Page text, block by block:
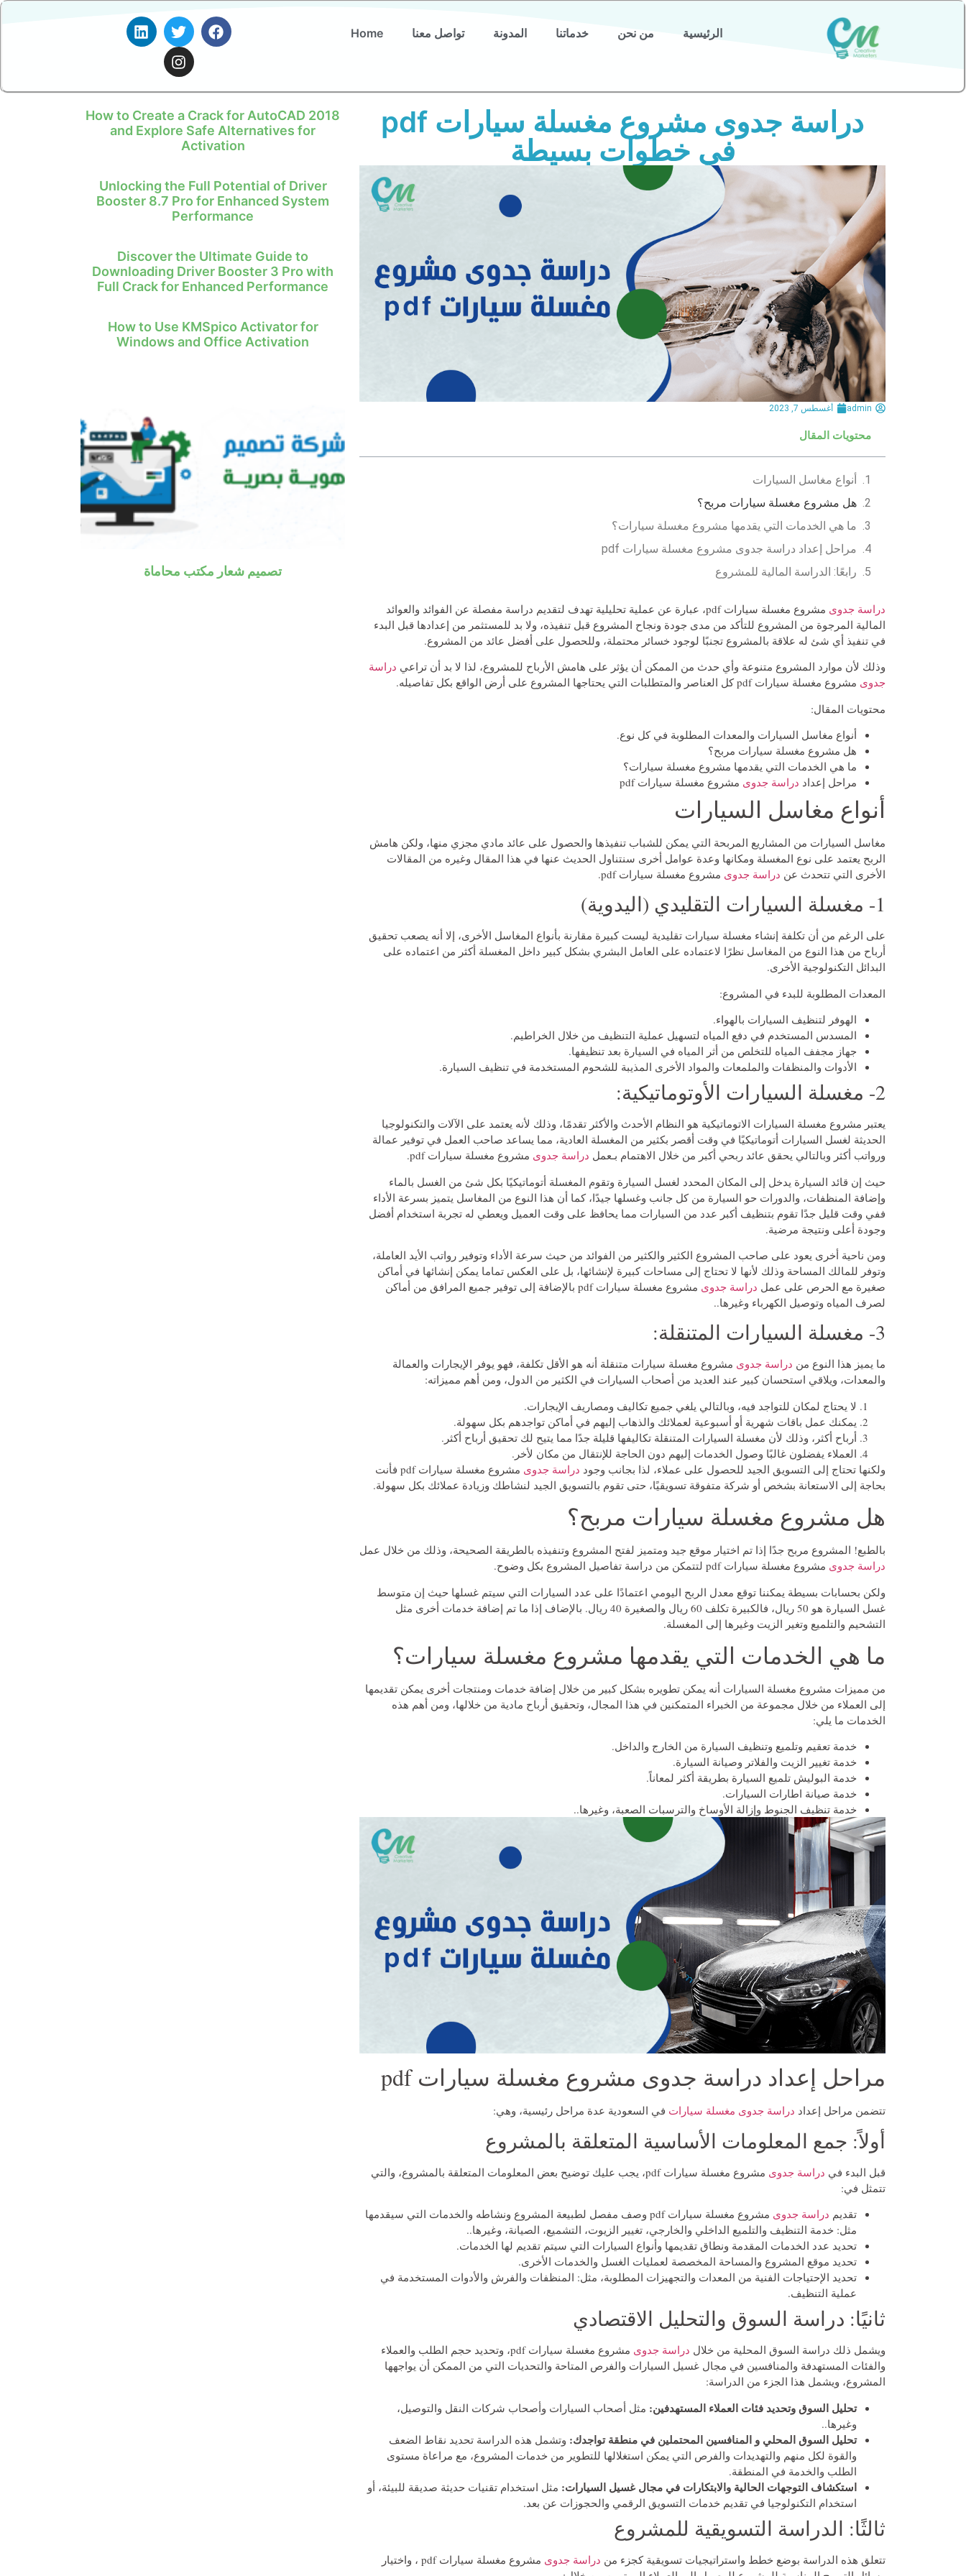
الرئيسية من نحن خدماتنا المدونة تواصل معنا Home
دراسة جدوى مشروع مغسلة سيارات pdf
في خطوات بسيطة
admin أغسطس 7, 2023
محتويات المقال
أنواع مغاسل السيارات
هل مشروع مغسلة سيارات مربح؟
ما هي الخدمات التي يقدمها مشروع مغسلة سيارات؟
مراحل إعداد دراسة جدوى مشروع مغسلة سيارات pdf
رابعًا: الدراسة المالية للمشروع
دراسة جدوى
مشروع مغسلة سيارات pdf، عبارة عن عملية تحليلية تهدف لتقديم دراسة مفصلة عن الفوائد والعوائد
المالية المرجوة من المشروع للتأكد من مدى جودة ونجاح المشروع قبل تنفيذه، ولا بد للمستثمر من إعدادها قبل البدء
في تنفيذ أي شئ له علاقة بالمشروع تجنبًا لوجود خسائر محتملة، وللحصول على أفضل عائد من المشروع.
وذلك لأن موارد المشروع متنوعة وأي حدث من الممكن أن يؤثر على هامش الأرباح للمشروع، لذا لا بد أن تراعي دراسة
جدوى مشروع مغسلة سيارات pdf كل العناصر والمتطلبات التي يحتاجها المشروع على أرض الواقع بكل تفاصيله.
محتويات المقال:
أنواع مغاسل السيارات والمعدات المطلوبة في كل نوع.
هل مشروع مغسلة سيارات مربح؟
ما هي الخدمات التي يقدمها مشروع مغسلة سيارات؟
مراحل إعداد دراسة جدوى مشروع مغسلة سيارات pdf
أنواع مغاسل السيارات
مغاسل السيارات من المشاريع المربحة التي يمكن للشباب تنفيذها والحصول على عائد مادي مجزي منها، ولكن هامش
الربح يعتمد على نوع المغسلة ومكانها وعدة عوامل أخرى سنتناول الحديث عنها في هذا المقال وغيره من المقالات
الأخرى التي تتحدث عن دراسة جدوى مشروع مغسلة سيارات pdf.
1- مغسلة السيارات التقليدي (اليدوية)
على الرغم من أن تكلفة إنشاء مغسلة سيارات تقليدية ليست كبيرة مقارنة بأنواع المغاسل الأخرى، إلا أنه يصعب تحقيق
أرباح من هذا النوع من المغاسل نظرًا لاعتماده على العامل البشري بشكل كبير داخل المغسلة أكثر من اعتماده على
البدائل التكنولوجية الأخرى.
المعدات المطلوبة للبدء في المشروع:
الهوفر لتنظيف السيارات بالهواء.
المسدس المستخدم في دفع المياه لتسهيل عملية التنظيف من خلال الخراطيم.
جهاز مجفف المياه للتخلص من أثر المياه في السيارة بعد تنظيفها.
الأدوات والمنظفات والملمعات والمواد الأخرى المذيبة للشحوم المستخدمة في تنظيف السيارة.
2- مغسلة السيارات الأوتوماتيكية:
يعتبر مشروع مغسلة السيارات الاتوماتيكية هو النظام الأحدث والأكثر تقدمًا، وذلك لأنه يعتمد على الآلات والتكنولوجيا
الحديثة لغسل السيارات أتوماتيكيًا في وقت أقصر بكثير من المغسلة العادية، مما يساعد صاحب العمل في توفير عمالة
ورواتب أكثر وبالتالي يحقق عائد ربحي أكبر من خلال الاهتمام بـعمل دراسة جدوى مشروع مغسلة سيارات pdf.
حيث إن قائد السيارة يدخل إلى المكان المحدد لغسل السيارة وتقوم المغسلة أتوماتيكيًا بكل شئ من الغسل بالماء
وإضافة المنظفات، والدورات حو السيارة من كل جانب وغسلها جيدًا، كما أن هذا النوع من المغاسل يتميز بسرعة الأداء
ففي وقت قليل جدًا تقوم بتنظيف أكبر عدد من السيارات مما يحافظ على وقت العميل ويعطي له تجربة استخدام أفضل
وجودة أعلى ونتيجة مرضية.
ومن ناحية أخرى يعود على صاحب المشروع الكثير والكثير من الفوائد من حيث سرعة الأداء وتوفير رواتب الأيد العاملة،
وتوفر للمالك المساحة وذلك لأنها لا تحتاج إلى مساحات كبيرة لإنشائها، بل على العكس تماما يمكن إنشائها في أماكن
صغيرة مع الحرص على عمل دراسة جدوى
مشروع مغسلة سيارات pdf بالإضافة إلى توفير جميع المرافق من أماكن
لصرف المياه وتوصيل الكهرباء وغيرها..
3- مغسلة السيارات المتنقلة:
ما يميز هذا النوع من دراسة جدوى مشروع مغسلة سيارات متنقلة أنه هو الأقل تكلفة، فهو يوفر الإيجارات والعمالة
والمعدات، ويلاقي استحسان كبير عند العديد من أصحاب السيارات في الكثير من الدول، ومن أهم مميزاته:
لا يحتاج لمكان للتواجد فيه، وبالتالي يلغي جميع تكاليف ومصاريف الإيجارات.
يمكنك عمل باقات شهرية أو أسبوعية لعملائك والذهاب إليهم في أماكن تواجدهم بكل سهولة.
أرباح أكثر، وذلك لأن مغسلة السيارات المتنقلة تكاليفها قليلة جدًا مما يتيح لك تحقيق أرباح أكثر.
العملاء يفضلون غالبًا وصول الخدمات إليهم دون الحاجة للإنتقال من مكان لأخر.
ولكنها تحتاج إلى التسويق الجيد للحصول على عملاء، لذا بجانب وجود دراسة جدوى
مشروع مغسلة سيارات pdf فأنت
بحاجة إلى الاستعانة بشخص أو شركة متفوقة تسويقيًا، حتى تقوم بالتسويق الجيد لنشاطك وزيادة عملائك بكل سهولة.
هل مشروع مغسلة سيارات مربح؟
بالطبع! المشروع مربح جدًا إذا تم اختيار موقع جيد ومتميز لفتح المشروع وتنفيذه بالطريقة الصحيحة، وذلك من خلال عمل
دراسة جدوى مشروع مغسلة سيارات pdf لتتمكن من دراسة تفاصيل المشروع بكل وضوح.
ولكن بحسابات بسيطة يمكننا توقع معدل الربح اليومي اعتمادًا على عدد السيارات التي سيتم غسلها حيث إن متوسط
غسل السيارة هو 50 ريال، فالكبيرة تكلف 60 ريال والصغيرة 40 ريال. بالإضاف إذا ما تم إضافة خدمات أخرى مثل
التشحيم والتلميع وتغير الزيت وغيرها إلى المغسلة.
ما هي الخدمات التي يقدمها مشروع مغسلة سيارات؟
من مميزات مشروع مغسلة السيارات أنه يمكن تطويره بشكل كبير من خلال إضافة خدمات ومنتجات أخرى يمكن تقديمها
إلى العملاء من خلال مجموعة من الخبراء المتمكنين في هذا المجال، وتحقيق أرباح مادية من خلالها، ومن أهم هذه
الخدمات ما يلي:
خدمة تعقيم وتلميع وتنظيف السيارة من الخارج والداخل.
خدمة تغيير الزيت والفلاتر وصيانة السيارة.
خدمة البوليش تلميع السيارة بطريقة أكثر لمعاناً.
خدمة صيانة اطارات السيارات.
خدمة تنظيف الجنوط وإزالة الأوساخ والترسبات الصعبة، وغيرها..
مراحل إعداد دراسة جدوى مشروع مغسلة سيارات pdf
تتضمن مراحل إعداد دراسة جدوى مغسلة سيارات في السعودية عدة مراحل رئيسية، وهي:
أولاً: جمع المعلومات الأساسية المتعلقة بالمشروع
قبل البدء في دراسة جدوى
مشروع مغسلة سيارات pdf، يجب عليك توضيح بعض المعلومات المتعلقة بالمشروع، والتي
تتمثل في:
تقديم دراسة جدوى
مشروع مغسلة سيارات pdf وصف مفصل لطبيعة المشروع ونشاطه والخدمات التي سيقدمها
مثل: خدمة التنظيف والتلميع الداخلي والخارجي، تغيير الزيوت، التشميع، الصيانة، وغيرها..
تحديد عدد الخدمات المقدمة ونطاق تقديمها وأنواع السيارات التي سيتم تقديم لها الخدمات.
تحديد موقع المشروع والمساحة المخصصة لعمليات الغسل والخدمات الأخرى.
تحديد الإحتياجات الفنية من المعدات والتجهيزات المطلوبة، مثل: المنظفات والفرش والأدوات المستخدمة في
عملية التنظيف.
ثانيًا: دراسة السوق والتحليل الاقتصادي
ويشمل ذلك دراسة السوق المحلية من خلال دراسة جدوى
مشروع مغسلة سيارات pdf، وتحديد حجم الطلب والعملاء
والفئات المستهدفة والمنافسين في مجال غسيل السيارات والفرص المتاحة والتحديات التي من الممكن أن يواجهها
المشروع، ويشمل هذا الجزء من الدراسة:
تحليل السوق وتحديد فئات العملاء المستهدفين: مثل أصحاب السيارات وأصحاب شركات النقل والتوصيل،
وغيرها..
تحليل السوق المحلي و المنافسين المحتملين في منطقة تواجدك: وتشمل هذه الدراسة تحديد نقاط الضعف
والقوة لكل منهم والتهديدات والفرص التي يمكن استغلالها للتطوير من خدمات المشروع، مع مراعاة مستوى
الطلب والخدمة في المنطقة.
استكشاف التوجهات الحالية والابتكارات في مجال غسيل السيارات: مثل استخدام تقنيات حديثة صديقة للبيئة، أو
استخدام التكنولوجيا في تقديم خدمات التسويق الرقمي والحجوزات عن بعد.
ثالثًا: الدراسة التسويقية للمشروع
تتعلق هذه الدراسة بوضع خطط واستراتيجيات تسويقية كجزء من دراسة جدوى
مشروع مغسلة سيارات pdf ، واختيار
How to Create a Crack for AutoCAD 2018
and Explore Safe Alternatives for
Activation
Unlocking the Full Potential of Driver
Booster 8.7 Pro for Enhanced System
Performance
Discover the Ultimate Guide to
Downloading Driver Booster 3 Pro with
Full Crack for Enhanced Performance
How to Use KMSpico Activator for
Windows and Office Activation
تصميم شعار مكتب محاماة